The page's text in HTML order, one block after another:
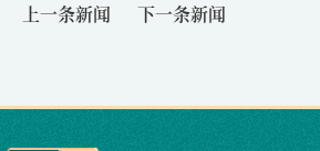
上一条新闻 下一条新闻